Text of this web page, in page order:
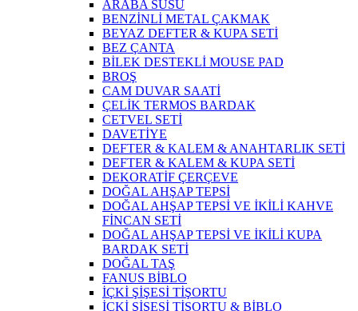
ARABA SÜSÜ
BENZİNLİ METAL ÇAKMAK
BEYAZ DEFTER & KUPA SETİ
BEZ ÇANTA
BİLEK DESTEKLİ MOUSE PAD
BROŞ
CAM DUVAR SAATİ
ÇELİK TERMOS BARDAK
CETVEL SETİ
DAVETİYE
DEFTER & KALEM & ANAHTARLIK SETİ
DEFTER & KALEM & KUPA SETİ
DEKORATİF ÇERÇEVE
DOĞAL AHŞAP TEPSİ
DOĞAL AHŞAP TEPSİ VE İKİLİ KAHVE
FİNCAN SETİ
DOĞAL AHŞAP TEPSİ VE İKİLİ KUPA
BARDAK SETİ
DOĞAL TAŞ
FANUS BİBLO
İÇKİ ŞİŞESİ TİŞORTU
İÇKİ ŞİŞESİ TİŞORTU & BİBLO